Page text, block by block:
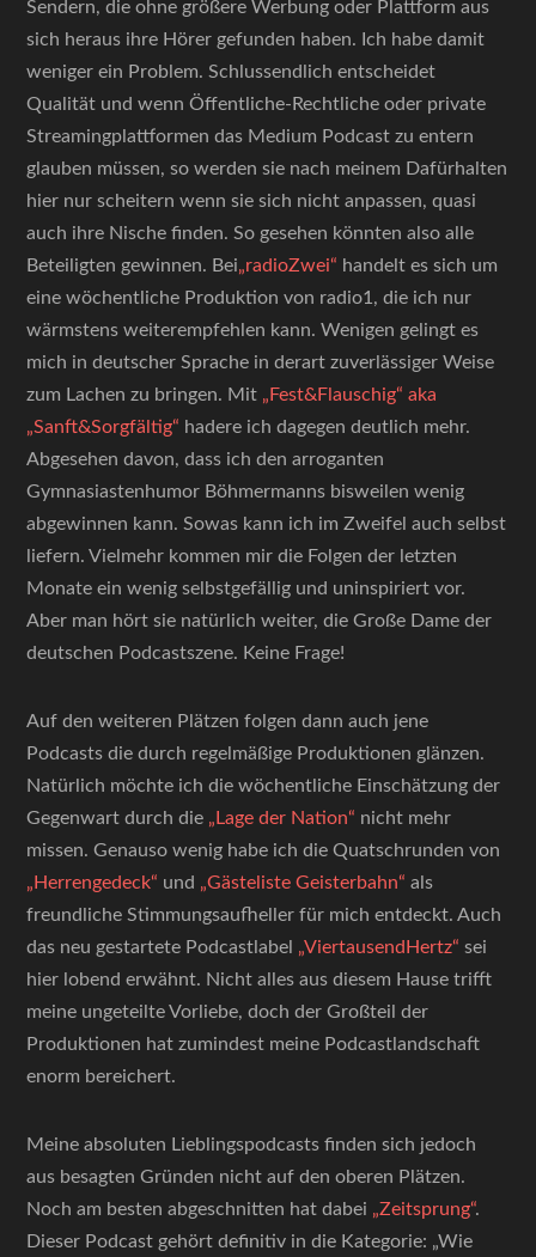
Sendern, die ohne größere Werbung oder Plattform aus
sich heraus ihre Hörer gefunden haben. Ich habe damit
weniger ein Problem. Schlussendlich entscheidet
Qualität und wenn Öffentliche-Rechtliche oder private
Streamingplattformen das Medium Podcast zu entern
glauben müssen, so werden sie nach meinem Dafürhalten
hier nur scheitern wenn sie sich nicht anpassen, quasi
auch ihre Nische finden. So gesehen könnten also alle
Beteiligten gewinnen. Bei„radioZwei“ handelt es sich um
eine wöchentliche Produktion von radio1, die ich nur
wärmstens weiterempfehlen kann. Wenigen gelingt es
mich in deutscher Sprache in derart zuverlässiger Weise
zum Lachen zu bringen. Mit „Fest&Flauschig“ aka
„Sanft&Sorgfältig“ hadere ich dagegen deutlich mehr.
Abgesehen davon, dass ich den arroganten
Gymnasiastenhumor Böhmermanns bisweilen wenig
abgewinnen kann. Sowas kann ich im Zweifel auch selbst
liefern. Vielmehr kommen mir die Folgen der letzten
Monate ein wenig selbstgefällig und uninspiriert vor.
Aber man hört sie natürlich weiter, die Große Dame der
deutschen Podcastszene. Keine Frage!
Auf den weiteren Plätzen folgen dann auch jene
Podcasts die durch regelmäßige Produktionen glänzen.
Natürlich möchte ich die wöchentliche Einschätzung der
Gegenwart durch die „Lage der Nation“ nicht mehr
missen. Genauso wenig habe ich die Quatschrunden von
„Herrengedeck“ und „Gästeliste Geisterbahn“ als
freundliche Stimmungsaufheller für mich entdeckt. Auch
das neu gestartete Podcastlabel „ViertausendHertz“ sei
hier lobend erwähnt. Nicht alles aus diesem Hause trifft
meine ungeteilte Vorliebe, doch der Großteil der
Produktionen hat zumindest meine Podcastlandschaft
enorm bereichert.
Meine absoluten Lieblingspodcasts finden sich jedoch
aus besagten Gründen nicht auf den oberen Plätzen.
Noch am besten abgeschnitten hat dabei „Zeitsprung“.
Dieser Podcast gehört definitiv in die Kategorie: „Wie